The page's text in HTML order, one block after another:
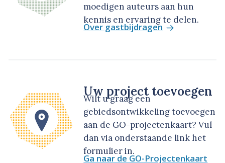
moedigen auteurs aan hun
kennis en ervaring te delen.
Over gastbijdragen
Uw project toevoegen
Wilt u graag een
gebiedsontwikkeling toevoegen
aan de GO-projectenkaart? Vul
dan via onderstaande link het
formulier in.
Ga naar de GO-Projectenkaart